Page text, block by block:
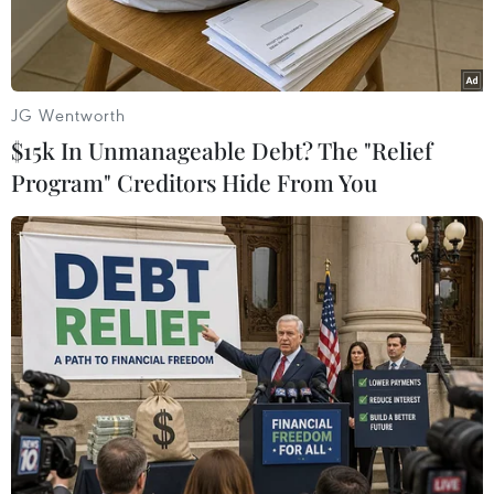
này.
Trường Trung học cơ sở thị trấn Quỳ Hợp, huyện Quỳ Hợp, tỉnh
Nghệ An. (Nguồn: PLO)
Do có hành vi bạo lực với học sinh, ông Nguyễn
Chính Bình, giáo viên môn Hóa học Trường
Trung học cơ sở thị trấn Quỳ Hợp, huyện Quỳ
JG Wentworth
$15k In Unmanageable Debt? The "Relief
Program" Creditors Hide From You